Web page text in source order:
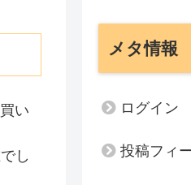
い
し
メタ情報
ログイン
投稿フィ